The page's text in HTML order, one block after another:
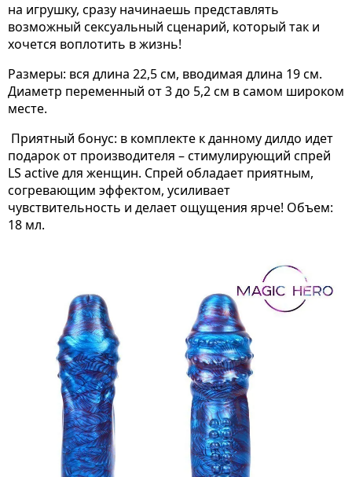
на игрушку, сразу начинаешь представлять
возможный сексуальный сценарий, который так и
хочется воплотить в жизнь!
Размеры: вся длина 22,5 см, вводимая длина 19 см.
Диаметр переменный от 3 до 5,2 см в самом широком
месте.
Приятный бонус: в комплекте к данному дилдо идет
подарок от производителя – стимулирующий спрей
LS active для женщин. Спрей обладает приятным,
согревающим эффектом, усиливает
чувствительность и делает ощущения ярче! Объем:
18 мл.